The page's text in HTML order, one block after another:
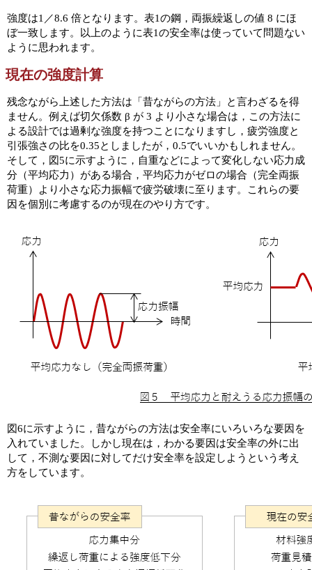
強度は1／8.6 倍となります。表1の鋼，両振繰返しの値 8 にほ
ぼ一致します。以上のように表1の安全率は使っていて問題ない
ように思われます。
現在の強度計算
残念ながら上述した方法は「昔ながらの方法」と言わざるを得
ません。例えば切欠係数 β が 3 より小さな場合は，この方法に
よる設計では過剰な強度を持つことになりますし，疲労強度と
引張強さの比を0.35としましたが，0.5でいいかもしれません。
そして，図5に示すように，自重などによって変化しない応力成
分（平均応力）がある場合，平均応力がゼロの場合（完全両振
荷重）より小さな応力振幅で疲労破壊に至ります。これらの要
因を個別に考慮するのが現在のやり方です。
図6に示すように，昔ながらの方法は安全率にいろいろな要因を
入れていました。しかし現在は，わかる要因は安全率の外に出
して，不測な要因に対してだけ安全率を設定しようという考え
方をしています。